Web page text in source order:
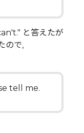
と答えたが
ので,
tell me.